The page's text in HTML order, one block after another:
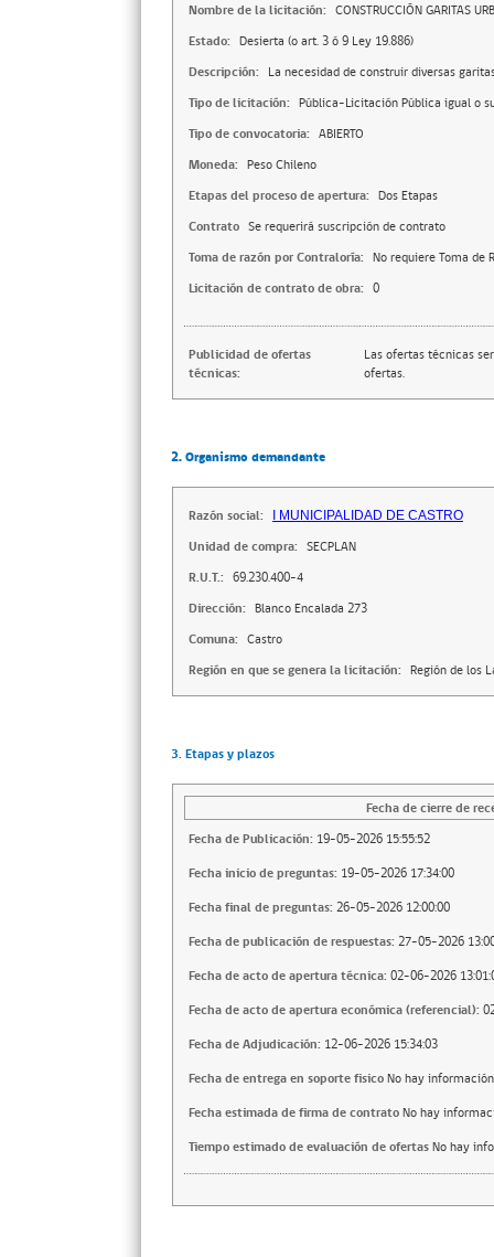
Nombre de la licitación: CONSTRUCCIÓN GARITAS
Estado: Desierta (o art. 3 ó 9 Ley 19.886)
Descripción: La necesidad de construir diversas
Tipo de licitación: Pública-Licitación Pública igual o
Tipo de convocatoria: ABIERTO
Moneda: Peso Chileno
Etapas del proceso de apertura: Dos Etapas
Contrato Se requerirá suscripción de contrato
Toma de razón por Contraloría: No requiere Toma de
Licitación de contrato de obra: 0
Publicidad de ofertas
técnicas:
Las ofertas técnicas
ofertas.
2. Organismo demandante
Razón social: I MUNICIPALIDAD DE CASTRO
Unidad de compra: SECPLAN
R.U.T.: 69.230.400-4
Dirección: Blanco Encalada 273
Comuna: Castro
Región en que se genera la licitación: Región de los
3. Etapas y plazos
Fecha de cierre de
Fecha de Publicación: 19-05-2026 15:55:52
Fecha inicio de preguntas: 19-05-2026 17:34:00
Fecha final de preguntas: 26-05-2026 12:00:00
Fecha de publicación de respuestas: 27-05-2026
Fecha de acto de apertura técnica: 02-06-2026
Fecha de acto de apertura económica (referencial):
Fecha de Adjudicación: 12-06-2026 15:34:03
Fecha de entrega en soporte fisicoNo hay información
Fecha estimada de firma de contratoNo hay
Tiempo estimado de evaluación de ofertasNo hay